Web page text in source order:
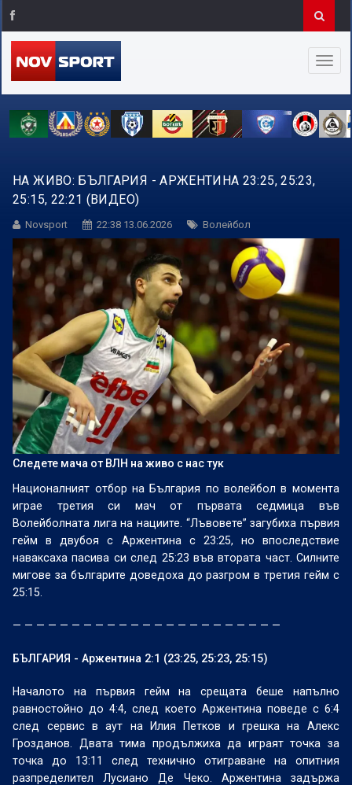
НА ЖИВО: БЪЛГАРИЯ - АРЖЕНТИНА 23:25, 25:23,
25:15, 22:21 (ВИДЕО)
Novsport 22:38 13.06.2026 Волейбол
Следете мача от ВЛН на живо с нас тук
Националният отбор на България по волейбол в момента
играе третия си мач от първата седмица във
Волейболната лига на нациите. “Лъвовете” загубиха първия
гейм в двубоя с Аржентина с 23:25, но впоследствие
наваксаха пасива си след 25:23 във втората част. Силните
мигове за българите доведоха до разгром в третия гейм с
25:15.
— — — — — — — — — — — — — — — — — — — — — — —
БЪЛГАРИЯ - Аржентина 2:1 (23:25, 25:23, 25:15)
Началото на първия гейм на срещата беше напълно
равностойно до 4:4, след което Аржентина поведе с 6:4
след сервис в аут на Илия Петков и грешка на Алекс
Грозданов. Двата тима продължиха да играят точка за
точка до 13:11 след технично отиграване на опитния
разпределител Лусиано Де Чеко. Аржентина задържа